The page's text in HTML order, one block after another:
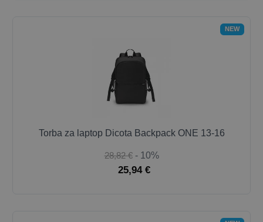
NEW
Torba za laptop Dicota Backpack ONE 13-16
28,82 € - 10%
25,94 €